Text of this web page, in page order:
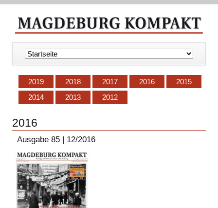
Navigation
überspringen
2019 2018 2017 2016
2015
2014
2013 2012
2016
Ausgabe 85 | 12/2016